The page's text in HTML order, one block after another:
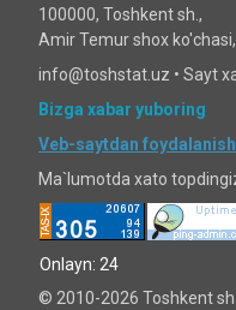
100000, Toshkent sh.,
Amir Temur shox
info@toshstat.uz • Sayt
Bizga xabar yuboring
Veb-saytdan
Ma`lumotda xato
Onlayn: 24
© 2010-2026 Toshkent